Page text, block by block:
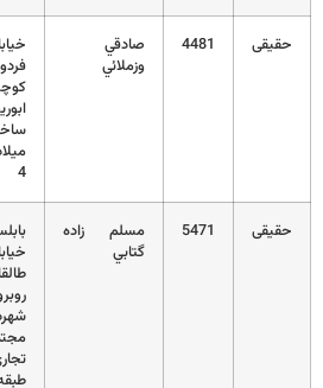
حقیقی 4481
صادقي
وزملائي
کوچه
حقیقی 5471
مسلم زاده
گتابي